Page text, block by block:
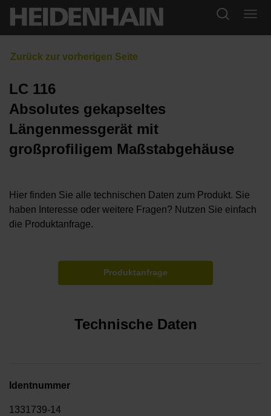
LC 116
Absolutes gekapseltes
Längenmessgerät mit
großprofiligem Maßstabgehäuse
Hier finden Sie alle technischen Daten zum Produkt. Sie
haben Interesse oder weitere Fragen? Nutzen Sie einfach
die Produktanfrage.
Produktanfrage
Technische Daten
Identnummer
1331739-14